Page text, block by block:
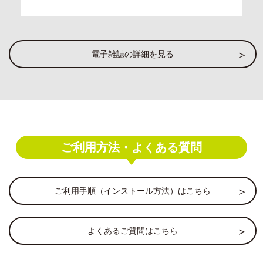
電子雑誌の詳細を見る
ご利用方法・よくある質問
ご利用手順（インストール方法）はこちら
よくあるご質問はこちら